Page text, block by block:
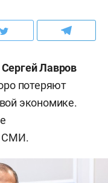
Сергей Лавров
потеряют
экономике.
СМИ.